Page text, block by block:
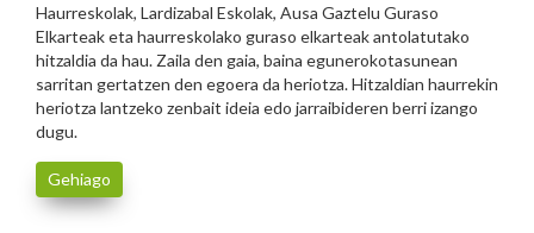
Haurreskolak, Lardizabal Eskolak, Ausa Gaztelu Guraso
Elkarteak eta haurreskolako guraso elkarteak antolatutako
hitzaldia da hau. Zaila den gaia, baina egunerokotasunean
sarritan gertatzen den egoera da heriotza. Hitzaldian haurrekin
heriotza lantzeko zenbait ideia edo jarraibideren berri izango
dugu.
Gehiago